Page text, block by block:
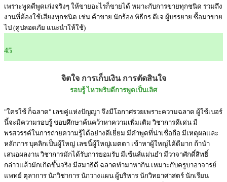
เพราะพูดดีพูดเก่งจริงๆ ให้ขายอะไรก็ขายได้ หมาะกับการขายทุกชนิด รวมถึง
งานที่ต้องใช้เสียงทุกชนิด เช่น ค้าขาย นักร้อง พิธีกร ดีเจ ผู้บรรยาย ซื้อมาขาย
ไป (คู่ปลอดภัย แนะนำให้ใช้)
45
จิตใจ การเก็บเงิน การตัดสินใจ
รอบรู้ ไหวพริบดีการพูดเป็นเลิศ
"ใครใช้ ก็ฉลาด" เลขคู่แห่งปัญญา จึงมีโอกาศรวยเพราะความฉลาด ผู้ใช้เบอร์
นี้จะมีความรอบรู้ ชอบศึกษาค้นคว้าหาความเพิ่มเติม วิชาการดีเด่น มี
พรสวรรค์ในการถ่ายความรู้ได้อย่างดีเยี่ยม มีคำพูดที่น่าเชื่อถือ มีเหตุผลและ
หลักการ บุคลิกเป็นผู้ใหญ่ เลขนี้ผู้ใหญ่เมตตา เข้าหาผู้ใหญ่ได้ดีมาก ถ้านำ
เสนอผลงาน วิชาการมักได้รับการยอมรับ มีเซ้นส์แม่นยำ มีวาจาศักดิ์สิทธิ์
กล่าวแล้วมักเกิดขึ้นจริง มีสมาธิดี ฉลาดทำมาหากิน เหมาะกับครูบาอาจารย์
แพทย์ ตุลาการ นักวิชาการ นักวางแผน ผู้บริหาร นักวิทยาศาสตร์ นักเรียน